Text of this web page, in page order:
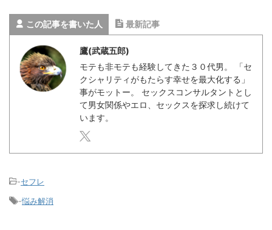
この記事を書いた人 最新記事
鷹(武蔵五郎)
モテも非モテも経験してきた３０代男。 「セ
クシャリティがもたらす幸せを最大化する」
事がモットー。 セックスコンサルタントとし
て男女関係やエロ、セックスを探求し続けて
います。
-セフレ
-悩み解消